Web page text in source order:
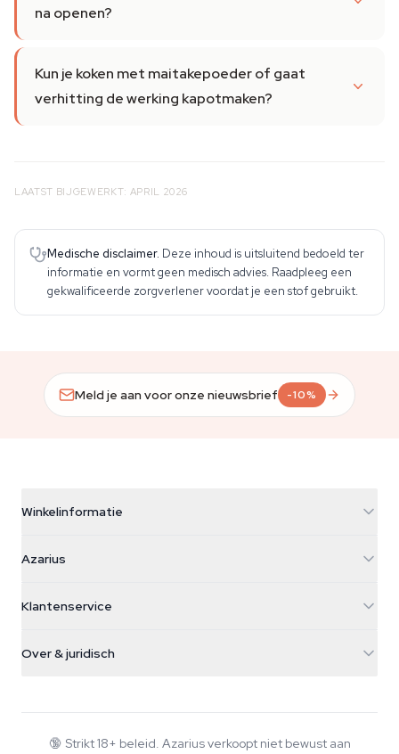
na openen?
Kun je koken met maitakepoeder of gaat
verhitting de werking kapotmaken?
LAATST BIJGEWERKT: APRIL 2026
Medische disclaimer. Deze inhoud is uitsluitend bedoeld ter
informatie en vormt geen medisch advies. Raadpleeg een
gekwalificeerde zorgverlener voordat je een stof gebruikt.
Meld je aan voor onze nieuwsbrief -10%
Winkelinformatie
Galvaniweg 11
Nederland
+31(0)204897914
Azarius
Smokeshop
Klantenservice
Retourbeleid
Veelgestelde vragen
Over & juridisch
Wiki
🔞 Strikt 18+ beleid. Azarius verkoopt niet bewust aan